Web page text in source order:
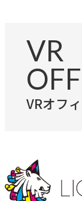
VR
VRオフ